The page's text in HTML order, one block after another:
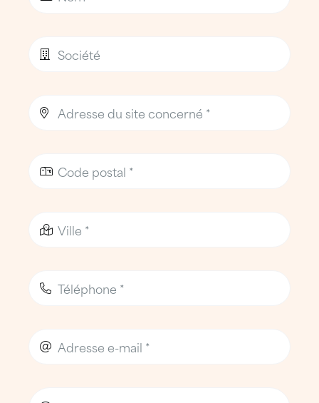
professionnels issus des métiers de la
Formés en continu et certifiés, ils
expérimenté, tout en appliquant des
protocoles de sécurité stricts, adaptés aux
bâtiments occupés.
ATTILA Bourg-en-Bresse, qui dispose
toiture.